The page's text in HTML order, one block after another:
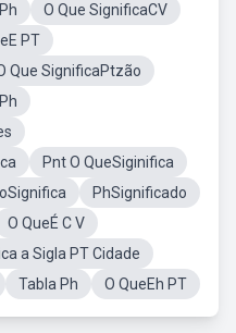
O Que SignificaCV
PT
Que SignificaPtzão
Pnt O QueSiginifica
PhSignificado
O QueÉ C V
a Sigla PT Cidade
Tabla Ph O QueEh PT